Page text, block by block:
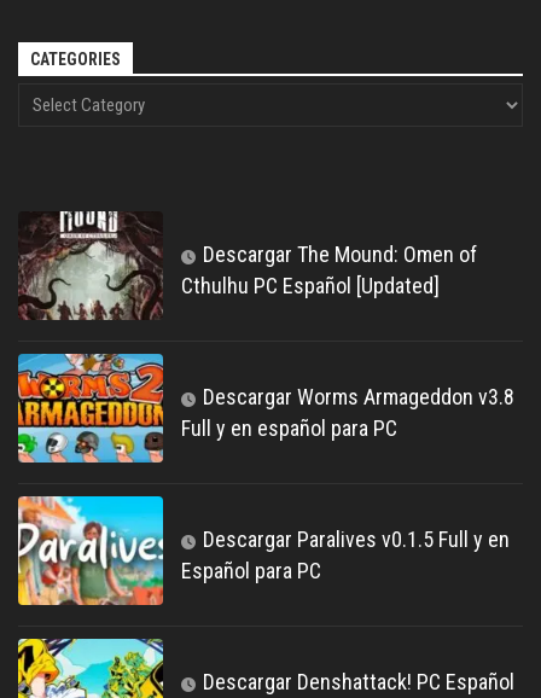
CATEGORIES
Descargar The Mound: Omen of
Cthulhu PC Español [Updated]
Descargar Worms Armageddon v3.8
Full y en español para PC
Descargar Paralives v0.1.5 Full y en
Español para PC
Descargar Denshattack! PC Español